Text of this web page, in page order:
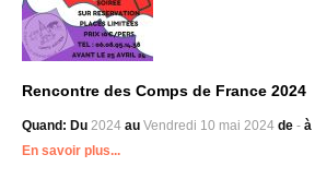
Rencontre des Comps de France 2024
Quand: Du 2024 au Vendredi 10 mai 2024 de - à
En savoir plus...